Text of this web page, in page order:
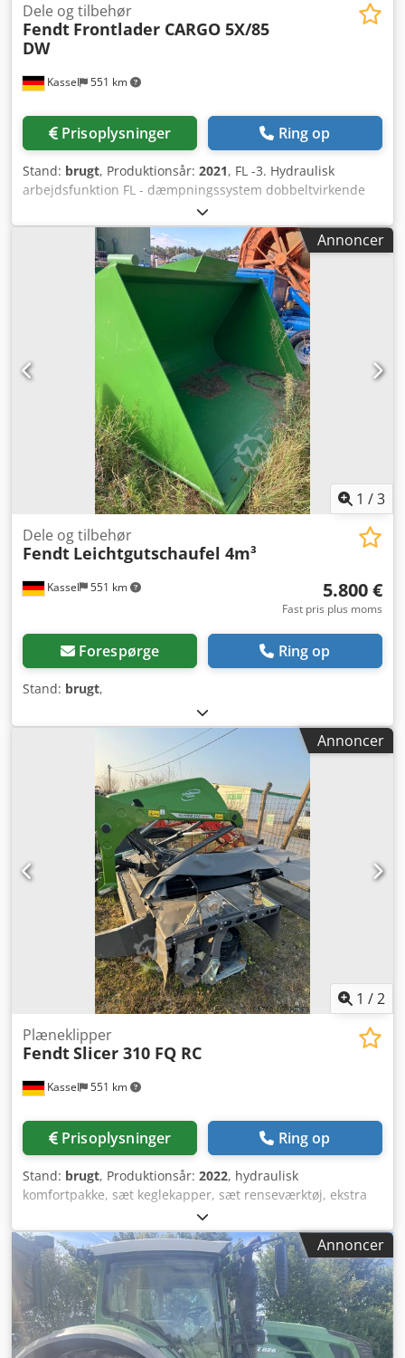
Kassel 551 km
Dele og tilbehør
Fendt Frontlader CARGO 5X/85
DW
Prisoplysninger Ring op
Stand: brugt, Produktionsår: 2021, FL -3. Hydraulisk
arbejdsfunktion FL - dæmpningssystem dobbeltvirkende
Annoncer
1 /3
Kassel 551 km
Dele og tilbehør
Fendt Leichtgutschaufel 4m³
5.800 €
Fast pris plus moms
Forespørge Ring op
Stand: brugt,
Annoncer
1 /2
Kassel 551 km
Plæneklipper
FendtSlicer 310 FQ RC
Prisoplysninger Ring op
Stand: brugt, Produktionsår: 2022, hydraulisk
komfortpakke, sæt keglekapper, sæt renseværktøj, ekstra
slæbesko, stensikringsudstyr, hydraulisk sideforskydning,
hydraulisk klapning af sideskærm, bredspredningsudstyr,
standard PTO-aksel monteret, bære-/løftekæder til
justering af arbejdshøjde Dodjrxtb Hspfx Adtewa
Annoncer